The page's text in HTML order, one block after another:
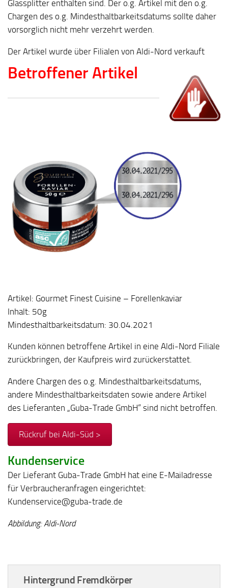
Glassplitter enthalten sind. Der o.g. Artikel mit den o.g.
Chargen des o.g. Mindesthaltbarkeitsdatums sollte daher
vorsorglich nicht mehr verzehrt werden.
Der Artikel wurde über Filialen von Aldi-Nord verkauft
Betroffener Artikel
Artikel: Gourmet Finest Cuisine – Forellenkaviar
Inhalt: 50g
Mindesthaltbarkeitsdatum: 30.04.2021
Kunden können betroffene Artikel in eine Aldi-Nord Filiale
zurückbringen, der Kaufpreis wird zurückerstattet.
Andere Chargen des o.g. Mindesthaltbarkeitsdatums,
andere Mindesthaltbarkeitsdaten sowie andere Artikel
des Lieferanten „Guba-Trade GmbH“ sind nicht betroffen.
Rückruf bei Aldi-Süd >
Kundenservice
Der Lieferant Guba-Trade GmbH hat eine E-Mailadresse
für Verbraucheranfragen eingerichtet:
Kundenservice@guba-trade.de
Abbildung: Aldi-Nord
Hintergrund Fremdkörper